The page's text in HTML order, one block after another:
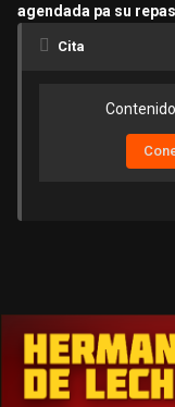
agendada pa su
Cita